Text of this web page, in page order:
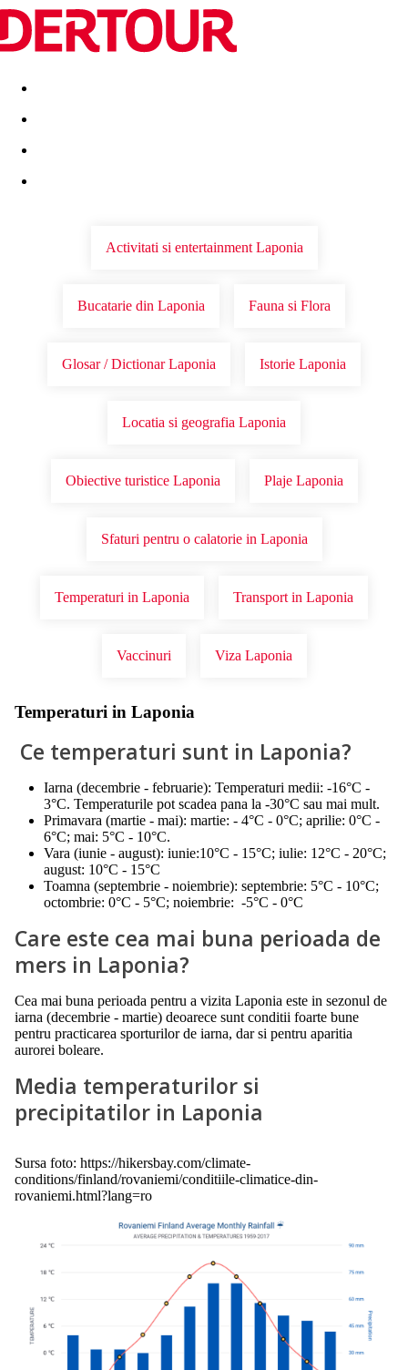
Destinatii Vacanta perfecta OFERTE DE NERATAT
Activitati si entertainment Laponia
Bucatarie din Laponia Fauna si Flora
Glosar / Dictionar Laponia Istorie Laponia
Locatia si geografia Laponia
Obiective turistice Laponia Plaje Laponia
Sfaturi pentru o calatorie in Laponia
Temperaturi in Laponia Transport in Laponia
Vaccinuri Viza Laponia
Temperaturi in Laponia
Ce temperaturi sunt in Laponia?
Iarna (decembrie - februarie): Temperaturi medii: -16°C -
3°C. Temperaturile pot scadea pana la -30°C sau mai mult.
Primavara (martie - mai): martie: - 4°C - 0°C; aprilie: 0°C -
6°C; mai: 5°C - 10°C.
Vara (iunie - august): iunie:10°C - 15°C; iulie: 12°C - 20°C;
august: 10°C - 15°C
Toamna (septembrie - noiembrie): septembrie: 5°C - 10°C;
octombrie: 0°C - 5°C; noiembrie: -5°C - 0°C
Care este cea mai buna perioada de
mers in Laponia?
Cea mai buna perioada pentru a vizita Laponia este in sezonul de
iarna (decembrie - martie) deoarece sunt conditii foarte bune
pentru practicarea sporturilor de iarna, dar si pentru aparitia
aurorei boleare.
Media temperaturilor si
precipitatilor in Laponia
Sursa foto: https://hikersbay.com/climate-
conditions/finland/rovaniemi/conditiile-climatice-din-
rovaniemi.html?lang=ro